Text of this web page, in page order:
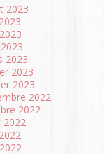
2023
2023
2023
2023
2022
2022
2022